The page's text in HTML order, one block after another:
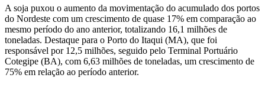
A soja puxou o aumento da movimentação do acumulado dos portos
do Nordeste com um crescimento de quase 17% em comparação ao
mesmo período do ano anterior, totalizando 16,1 milhões de
toneladas. Destaque para o Porto do Itaqui (MA), que foi
responsável por 12,5 milhões, seguido pelo Terminal Portuário
Cotegipe (BA), com 6,63 milhões de toneladas, um crescimento de
75% em relação ao período anterior.